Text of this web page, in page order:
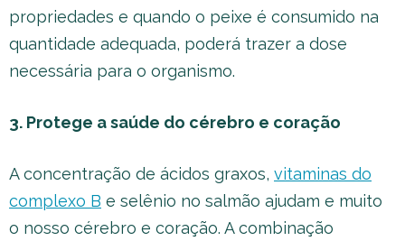
propriedades e quando o peixe é consumido na
quantidade adequada, poderá trazer a dose
necessária para o organismo.
3. Protege a saúde do cérebro e coração
A concentração de ácidos graxos, vitaminas do
complexo B e selênio no salmão ajudam e muito
o nosso cérebro e coração. A combinação